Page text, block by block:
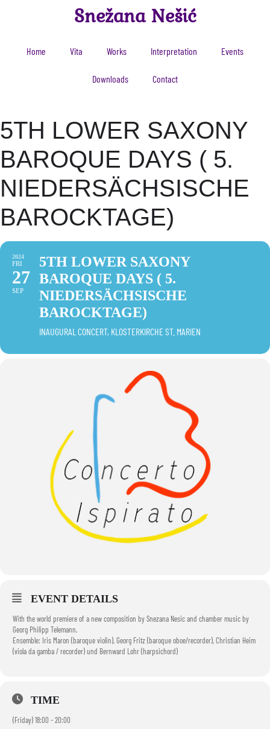
Snežana Nešić
Home Vita Works Interpretation Events
Downloads Contact
5TH LOWER SAXONY
BAROQUE DAYS ( 5.
NIEDERSÄCHSISCHE
BAROCKTAGE)
2024
FRI
27
SEP
5TH LOWER SAXONY
BAROQUE DAYS ( 5.
NIEDERSÄCHSISCHE
BAROCKTAGE)
INAUGURAL CONCERT, KLOSTERKIRCHE ST. MARIEN
EVENT DETAILS
With the world premiere of a new composition by Snezana Nesic and chamber music by
Georg Philipp Telemann.
Ensemble: Iris Maron (baroque violin), Georg Fritz (baroque oboe/recorder), Christian Heim
(viola da gamba / recorder) und Bernward Lohr (harpsichord)
TIME
(Friday) 18:00 - 20:00